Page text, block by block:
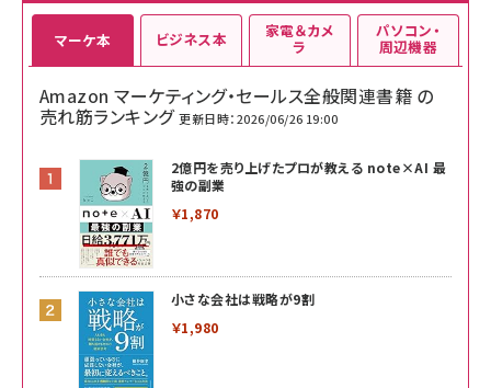
マーケ本
Amazon マーケティング・セールス全般関連書籍 の
売れ筋ランキング 更新日時：2026/06/26 19:00
2億円を売り上げたプロが教える note×AI 最
強の副業
￥1,870
小さな会社は戦略が9割
￥1,980
ビジネス本 家電＆カメ
ラ
パソコン・
周辺機器